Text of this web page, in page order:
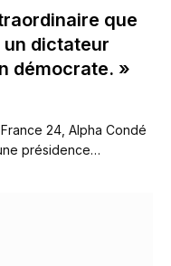
que
un dictateur
démocrate. »
24, Alpha Condé
présidence…